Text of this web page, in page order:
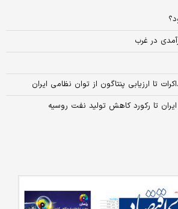
در غرب
تا ارزیابی پنتاگون از توان نظامی ایران
ایران تا رکورد کاهش تولید نفت روسیه